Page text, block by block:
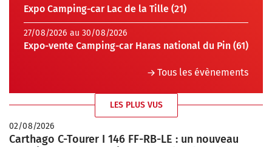
Expo Camping-car Lac de la Tille (21)
27/08/2026 au 30/08/2026
Expo-vente Camping-car Haras national du Pin (61)
Tous les évènements
LES PLUS VUS
02/08/2026
Carthago C-Tourer I 146 FF-RB-LE : un nouveau